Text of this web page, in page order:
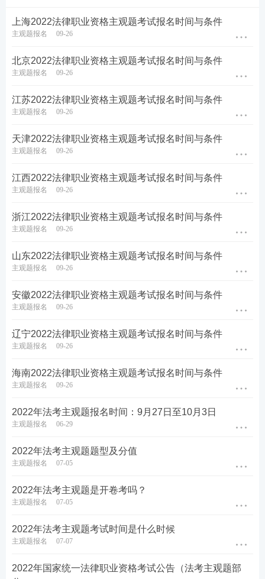
上海2022法律职业资格主观题考试报名时间与条件
主观题报名 09-26
北京2022法律职业资格主观题考试报名时间与条件
主观题报名 09-26
江苏2022法律职业资格主观题考试报名时间与条件
主观题报名 09-26
天津2022法律职业资格主观题考试报名时间与条件
主观题报名 09-26
江西2022法律职业资格主观题考试报名时间与条件
主观题报名 09-26
浙江2022法律职业资格主观题考试报名时间与条件
主观题报名 09-26
山东2022法律职业资格主观题考试报名时间与条件
主观题报名 09-26
安徽2022法律职业资格主观题考试报名时间与条件
主观题报名 09-26
辽宁2022法律职业资格主观题考试报名时间与条件
主观题报名 09-26
海南2022法律职业资格主观题考试报名时间与条件
主观题报名 09-26
2022年法考主观题报名时间：9月27日至10月3日
主观题报名 06-29
2022年法考主观题题型及分值
主观题报名 07-05
2022年法考主观题是开卷考吗？
主观题报名 07-05
2022年法考主观题考试时间是什么时候
主观题报名 07-07
2022年国家统一法律职业资格考试公告（法考主观题部